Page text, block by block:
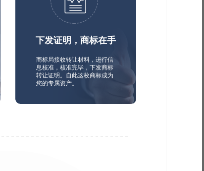
下发证明，商标在手
商标局接收转让材料，进行信
息核准，核准完毕，下发商标
转让证明。自此这枚商标成为
您的专属资产。